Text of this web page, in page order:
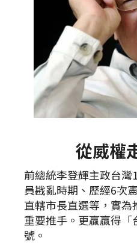
從威權
前總統李登輝主政台
員戡亂時期、歷經6次
直轄市長直選等，實
重要推手。更贏贏得
號。